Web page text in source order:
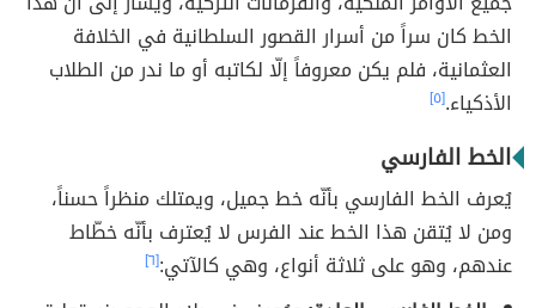
الخط كان سراً من أسرار القصور السلطانية في الخلافة
العثمانية، فلم يكن معروفاً إلّا لكاتبه أو ما ندر من الطلاب
الأذكياء.[٥]
الخط الفارسي
يُعرف الخط الفارسي بأنّه خط جميل، ويمتلك منظراً حسناً،
ومن لا يُتقن هذا الخط عند الفرس لا يُعترف بأنّه خطّاط
عندهم، وهو على ثلاثة أنواع، وهي كالآتي:[٦]